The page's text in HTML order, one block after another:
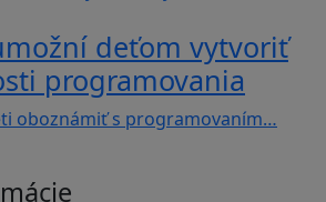
deťom vytvoriť
programovania
oboznámiť s programovaním…